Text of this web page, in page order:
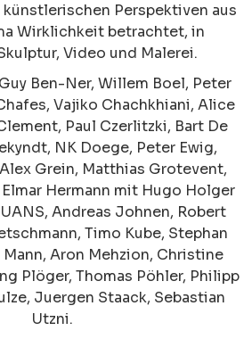
Perspektiven aus
Wirklichkeit betrachtet, in
Video und Malerei.
Ben-Ner, Willem Boel, Peter
Vajiko Chachkhiani, Alice
Paul Czerlitzki, Bart De
NK Doege, Peter Ewig,
Grein, Matthias Grotevent,
Hermann mit Hugo Holger
Andreas Johnen, Robert
Timo Kube, Stephan
Aron Mehzion, Christine
Plöger, Thomas Pöhler, Philipp
Juergen Staack, Sebastian
Utzni.